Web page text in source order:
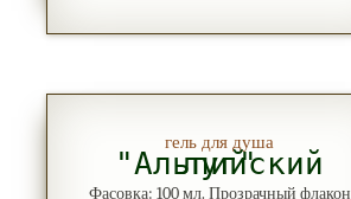
гель для душа
"Альпийский луг"
Фасовка: 100 мл. Прозрачный флакон